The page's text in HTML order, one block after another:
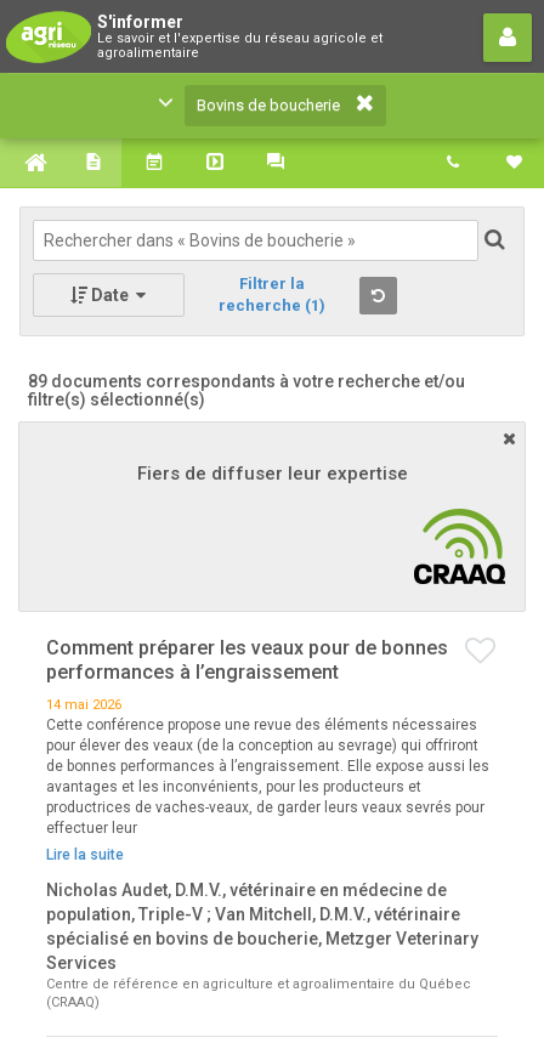
S'informer
Le savoir et l'expertise du réseau agricole et
agroalimentaire
Bovins de boucherie
Le savoir et l'expertise du réseau agricole et
agroalimentaire
Bovins de boucherie
Date
Filtrer la
recherche (1)
89 documents correspondants à votre recherche et/ou
filtre(s) sélectionné(s)
Fiers de diffuser leur expertise
Comment préparer les veaux pour de bonnes
performances à l’engraissement
14 mai 2026
Cette conférence propose une revue des éléments nécessaires
pour élever des veaux (de la conception au sevrage) qui offriront
de bonnes performances à l’engraissement. Elle expose aussi les
avantages et les inconvénients, pour les producteurs et
productrices de vaches-veaux, de garder leurs veaux sevrés pour
effectuer leur
Lire la suite
Nicholas Audet, D.M.V., vétérinaire en médecine de
population, Triple-V ; Van Mitchell, D.M.V., vétérinaire
spécialisé en bovins de boucherie, Metzger Veterinary
Services
Centre de référence en agriculture et agroalimentaire du Québec
(CRAAQ)